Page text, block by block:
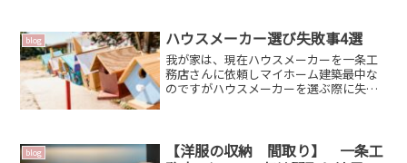
ったことがありま...
blog ハウスメーカー選び失敗事4選
我が家は、現在ハウスメーカーを一条工
務店さんに依頼しマイホーム建築最中な
のですがハウスメーカーを選ぶ際に失敗
思います。コンテンツ1...
blog
【洋服の収納 間取り】 一条工